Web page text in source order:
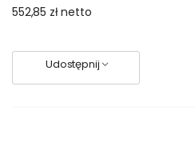
552,85 złnetto
Udostępnij